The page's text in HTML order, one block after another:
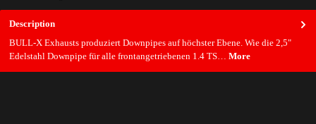
Description
BULL-X Exhausts produziert Downpipes auf höchster Ebene. Wie die 2,5"
Edelstahl Downpipe für alle frontangetriebenen 1.4 TS… More